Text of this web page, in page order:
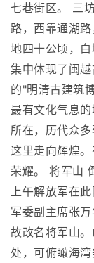
七巷街区。 三
路，西靠通湖
地四十公顷，
集中体现了闽
的"明清古建筑
最有文化气息
所在，历代众
这里走向辉煌
荣耀。 将军山
上午解放军在
军委副主席张
故改名将军山
处，可俯瞰海